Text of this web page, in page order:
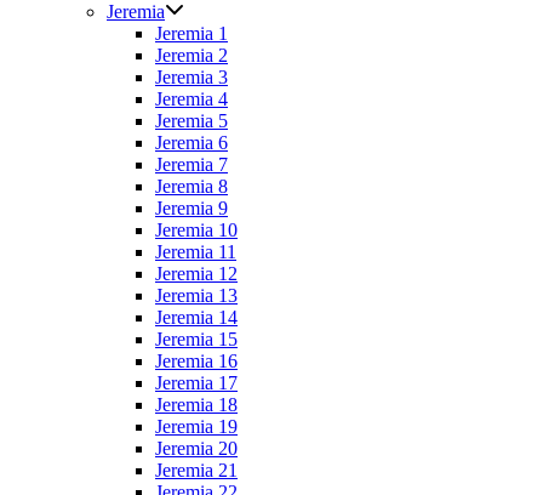
Jeremia
Jeremia 1
Jeremia 2
Jeremia 3
Jeremia 4
Jeremia 5
Jeremia 6
Jeremia 7
Jeremia 8
Jeremia 9
Jeremia 10
Jeremia 11
Jeremia 12
Jeremia 13
Jeremia 14
Jeremia 15
Jeremia 16
Jeremia 17
Jeremia 18
Jeremia 19
Jeremia 20
Jeremia 21